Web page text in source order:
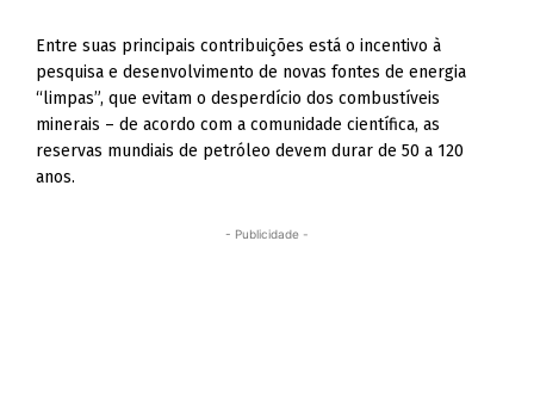
Entre suas principais contribuições está o incentivo à
pesquisa e desenvolvimento de novas fontes de energia
“limpas”, que evitam o desperdício dos combustíveis
minerais – de acordo com a comunidade científica, as
reservas mundiais de petróleo devem durar de 50 a 120
anos.
- Publicidade -